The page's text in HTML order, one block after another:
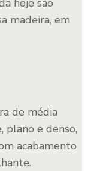
hoje são
madeira, em
de média
plano e denso,
acabamento